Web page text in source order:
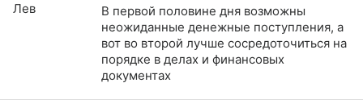
Лев
В первой половине дня возможны
неожиданные денежные поступления, а
вот во второй лучше сосредоточиться на
порядке в делах и финансовых
документах